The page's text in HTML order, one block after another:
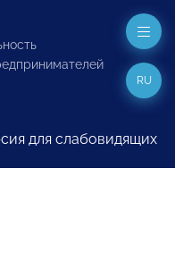
для слабовидящих
RU